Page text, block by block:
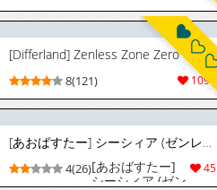
[Differland] Zenless Zone Zero
1098
8(121)
[あおばすたー] シーシィア (ゼンレスゾーンゼロ)
45
4(26)[あおばすたー]
シーシィア (ゼン